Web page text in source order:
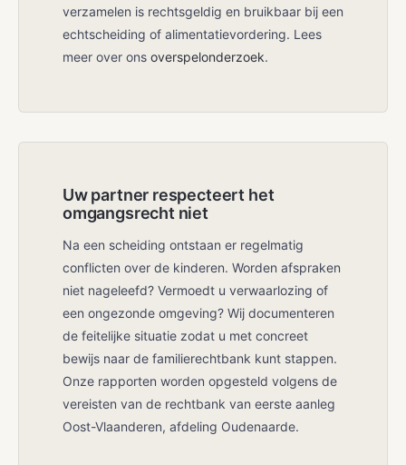
verzamelen is rechtsgeldig en bruikbaar bij een
echtscheiding of alimentatievordering. Lees
meer over ons overspelonderzoek.
Uw partner respecteert het
omgangsrecht niet
Na een scheiding ontstaan er regelmatig
conflicten over de kinderen. Worden afspraken
niet nageleefd? Vermoedt u verwaarlozing of
een ongezonde omgeving? Wij documenteren
de feitelijke situatie zodat u met concreet
bewijs naar de familierechtbank kunt stappen.
Onze rapporten worden opgesteld volgens de
vereisten van de rechtbank van eerste aanleg
Oost-Vlaanderen, afdeling Oudenaarde.